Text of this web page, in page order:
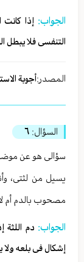
الجواب: إذا کانت
التنفسی فلا یبطل
المصدر:أجوبة
السؤال: ٦
سؤالی هو عن
یسیل من لثتی،
مصحوب بالدم أم
الجواب: دم اللثة
إشکال فی بلعه